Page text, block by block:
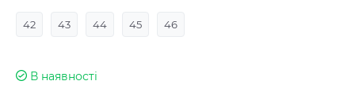
42 43 44 45 46
В наявності